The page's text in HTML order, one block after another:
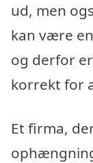
ud, men
kan være
og derfor
korrekt for
Et firma,